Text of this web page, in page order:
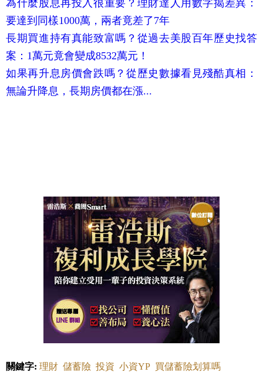
為什麼股息再投入很重要？理財達人用數字揭差異：
要達到同樣1000萬，兩者竟差了7年
長期買進持有真能致富嗎？從過去美股百年歷史找答
案：1萬元竟會變成8532萬元！
如果再升息房價會跌嗎？從歷史數據看見殘酷真相：
無論升降息，長期房價都在漲...
關鍵字: 理財 儲蓄險 投資 小資YP 買儲蓄險划算嗎